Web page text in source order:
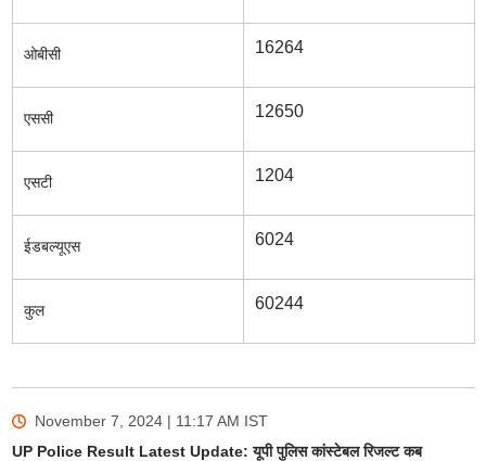
ओबीसी 16264
एससी 12650
एसटी 1204
ईडबल्यूएस 6024
कुल 60244
November 7, 2024 | 11:17 AM IST
UP Police Result Latest Update: यूपी पुलिस कांस्टेबल रिजल्ट कब